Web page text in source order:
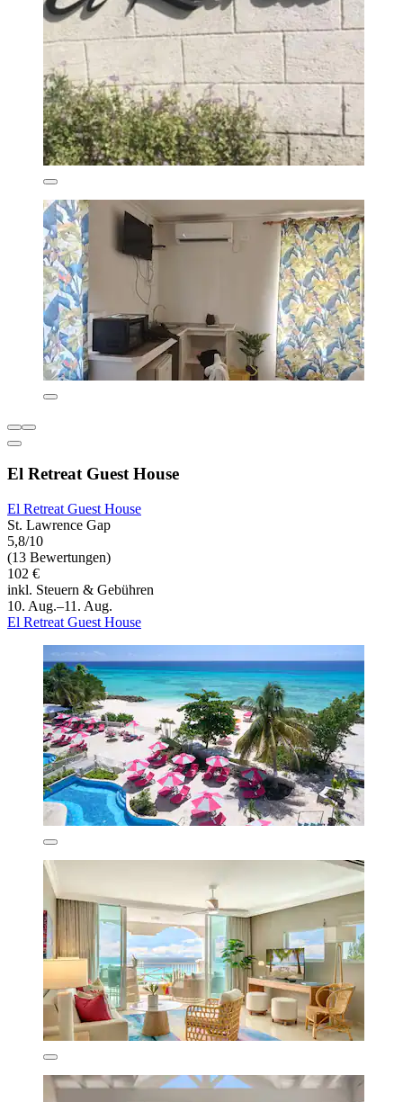
El Retreat Guest House
El Retreat Guest House
St. Lawrence Gap
5,8/10
(13 Bewertungen)
102 €
inkl. Steuern & Gebühren
10. Aug.–11. Aug.
El Retreat Guest House